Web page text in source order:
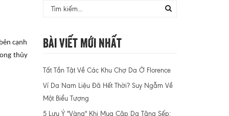
cạnh
thủy
Bài Viết Mới Nhất
Tất Tần Tật Về Các Khu Chợ Da Ở Florence
Ví Da Nam Liệu Đã Hết Thời? Suy Ngẫm Về
Một Biểu Tượng
5 Lưu Ý "Vàng" Khi Mua Cặp Da Tặng Sếp: